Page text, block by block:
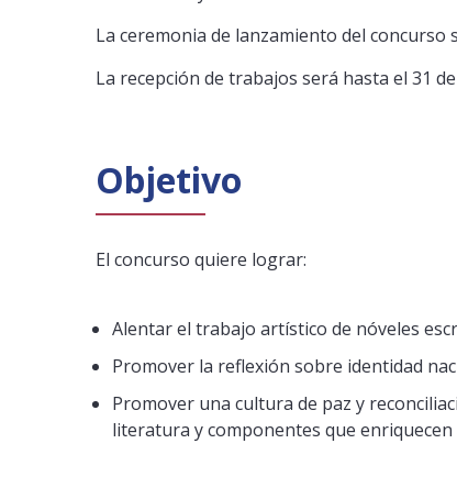
La ceremonia de lanzamiento del concurso
La recepción de trabajos será hasta el 31
Objetivo
El concurso quiere lograr:
Alentar el trabajo artístico de nóveles
Promover la reflexión sobre identidad
Promover una cultura de paz y
literatura y componentes que enriquecen